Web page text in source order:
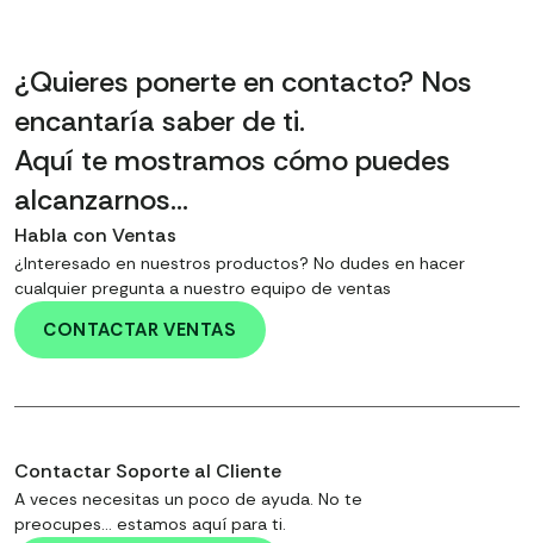
¿Quieres ponerte en contacto? Nos
encantaría saber de ti.
Aquí te mostramos cómo puedes
alcanzarnos...
Habla con Ventas
¿Interesado en nuestros productos? No dudes en hacer
cualquier pregunta a nuestro equipo de ventas
CONTACTAR VENTAS
Contactar Soporte al Cliente
A veces necesitas un poco de ayuda. No te
preocupes... estamos aquí para ti.